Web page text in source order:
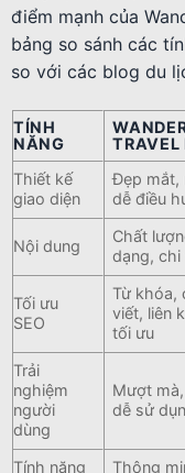
điểm mạnh của
bảng so sánh các
so với các blog du
TÍNH
NĂNG
TRAVEL
Thiết kế
giao diện
Đẹp mắt,
dễ điều
Nội dung
Chất
dạng, chi
Tối ưu
SEO
Từ khóa,
viết, liên
tối ưu
Trải
nghiệm
người
dùng
Mượt
dễ sử
Tính năng Thông